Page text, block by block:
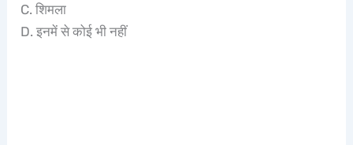
C. शिमला
D. इनमें से कोई भी नहीं